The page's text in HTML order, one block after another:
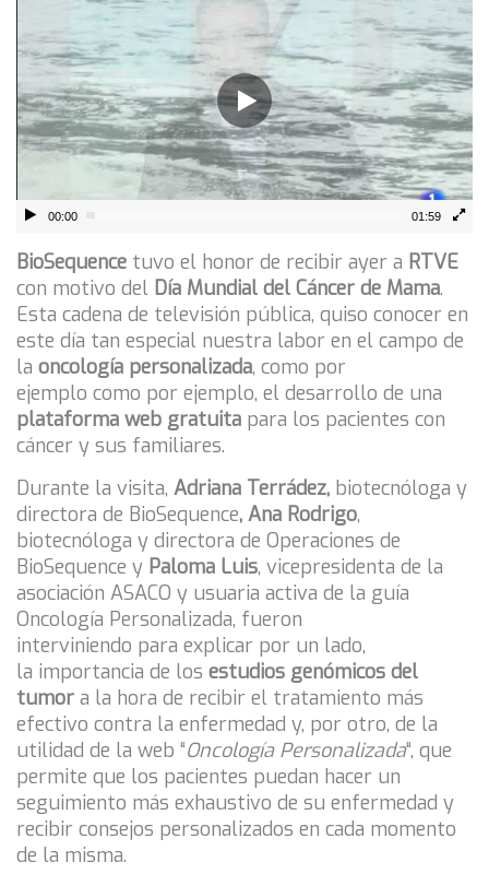
00:00 01:59
BioSequence tuvo el honor de recibir ayer a RTVE
con motivo del Día Mundial del Cáncer de Mama.
Esta cadena de televisión pública, quiso conocer en
este día tan especial nuestra labor en el campo de
la oncología personalizada, como por
ejemplo como por ejemplo, el desarrollo de una
plataforma web gratuita para los pacientes con
cáncer y sus familiares.
Durante la visita, Adriana Terrádez, biotecnóloga y
directora de BioSequence, Ana Rodrigo,
biotecnóloga y directora de Operaciones de
BioSequence y Paloma Luis, vicepresidenta de la
asociación ASACO y usuaria activa de la guía
Oncología Personalizada, fueron
interviniendo para explicar por un lado,
la importancia de los estudios genómicos del
tumor a la hora de recibir el tratamiento más
efectivo contra la enfermedad y, por otro, de la
utilidad de la web “Oncología Personalizada“, que
permite que los pacientes puedan hacer un
seguimiento más exhaustivo de su enfermedad y
recibir consejos personalizados en cada momento
de la misma.